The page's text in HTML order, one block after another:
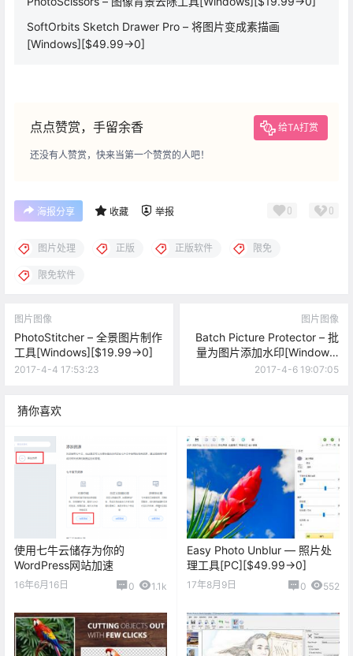
SoftOrbits Sketch Drawer Pro – 将图片变成素描画
[Windows][$49.99→0]
点点赞赏，手留余香 给TA打赏
还没有人赞赏，快来当第一个赞赏的人吧！
海报分享 收藏 举报 0 0
图片处理 正版 正版软件 限免
限免软件
图片图像
PhotoStitcher – 全景图片制作
工具[Windows][$19.99→0]
2017-4-4 17:53:23
图片图像
Batch Picture Protector – 批
量为图片添加水印[Windows]
[$39.99→0]
2017-4-6 19:07:05
猜你喜欢
使用七牛云储存为你的
WordPress网站加速
16年6月16日 0 1.1k
Easy Photo Unblur — 照片处
理工具[PC][$49.99→0]
17年8月9日 0 552